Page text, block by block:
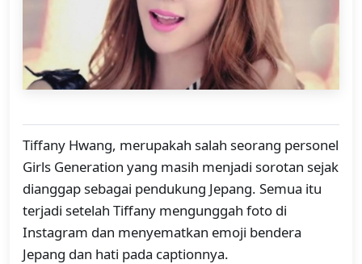
Tiffany Hwang, merupakah salah seorang personel
Girls Generation yang masih menjadi sorotan sejak
dianggap sebagai pendukung Jepang. Semua itu
terjadi setelah Tiffany mengunggah foto di
Instagram dan menyematkan emoji bendera
Jepang dan hati pada captionnya.